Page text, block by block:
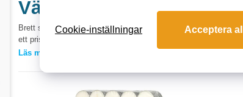
Värmeljus & stearinljus
Brett sortiment av block-, värmel- och kronljus för lång
ett prisvärt alternativ. Köp hos oss för pålitliga ljus som snabbt
Läs mer »
Cookie-inställningar Acceptera